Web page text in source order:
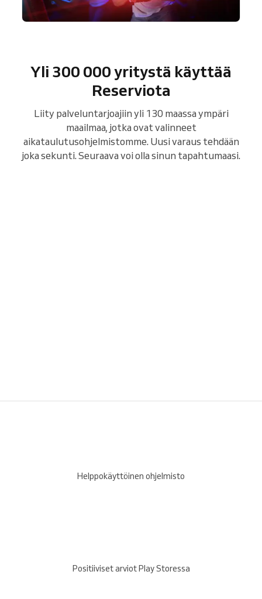
Yli 300 000 yritystä käyttää
Reserviota
Liity palveluntarjoajiin yli 130 maassa ympäri
maailmaa, jotka ovat valinneet
aikataulutusohjelmistomme. Uusi varaus tehdään
joka sekunti. Seuraava voi olla sinun tapahtumaasi.
Helppokäyttöinen ohjelmisto
Positiiviset arviot Play Storessa